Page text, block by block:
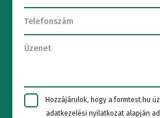
Hozzájárulok, hogy a formtest.hu
adatkezelési nyilatkozat alapján